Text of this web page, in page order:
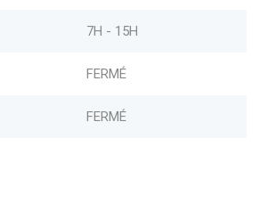
7H - 15H
FERMÉ
FERMÉ